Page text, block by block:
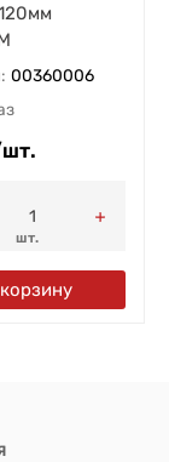
00360006
шт.
шт.